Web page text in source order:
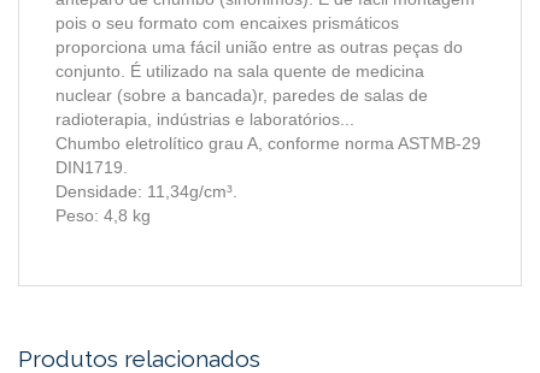
pois o seu formato com encaixes prismáticos
proporciona uma fácil união entre as outras peças do
conjunto. É utilizado na sala quente de medicina
nuclear (sobre a bancada)r, paredes de salas de
radioterapia, indústrias e laboratórios...
Chumbo eletrolítico grau A, conforme norma ASTMB-29
DIN1719.
Densidade: 11,34g/cm³.
Peso: 4,8 kg
Produtos relacionados